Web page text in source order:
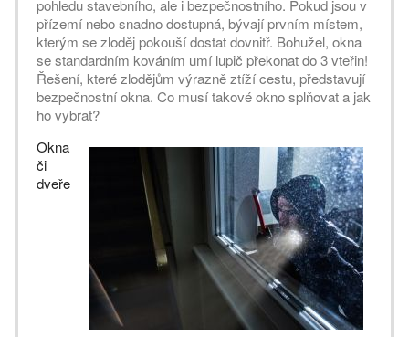
pohledu stavebního, ale i bezpečnostního. Pokud jsou v
přízemí nebo snadno dostupná, bývají prvním místem,
kterým se zloděj pokouší dostat dovnitř. Bohužel, okna
se standardním kováním umí lupič překonat do 3 vteřin!
Řešení, které zlodějům výrazně ztíží cestu, představují
bezpečnostní okna. Co musí takové okno splňovat a jak
ho vybrat?
Okna
či
dveře